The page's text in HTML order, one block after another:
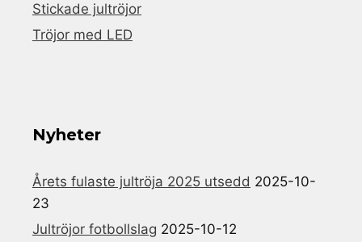
Stickade jultröjor
Tröjor med LED
Nyheter
Årets fulaste jultröja 2025 utsedd 2025-10-
23
Jultröjor fotbollslag 2025-10-12